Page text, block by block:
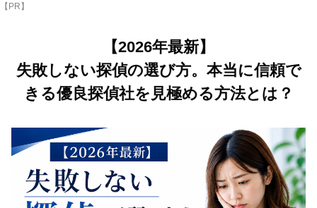
【PR】
【2026年最新】
失敗しない探偵の選び方。本当に信頼で
きる優良探偵社を見極める方法とは？